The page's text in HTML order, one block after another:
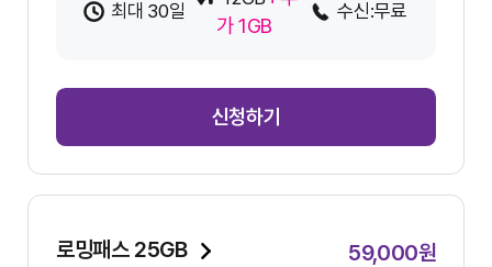
최대 30일
가 1GB
수신:무료
신청하기
로밍패스 25GB 59,000원